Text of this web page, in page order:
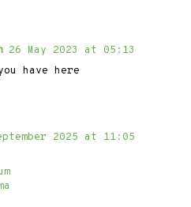
26 May 2023 at 05:13
have here
2025 at 11:05